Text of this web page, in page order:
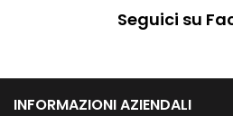
Seguici su
INFORMAZIONI AZIENDALI